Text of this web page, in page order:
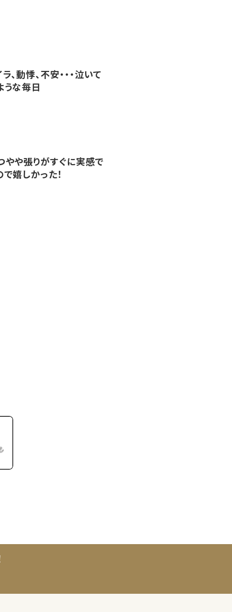
、動悸、不安・・・泣いて
うな毎日
やや張りがすぐに実感で
で嬉しかった！